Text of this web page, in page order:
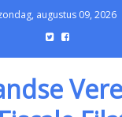
augustus 09, 2026